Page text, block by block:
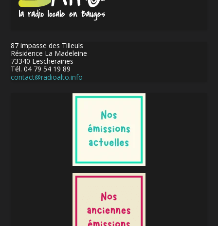
87 impasse des Tilleuls
Résidence La Madeleine
73340 Lescheraines
Tél. 04 79 54 19 89
contact@radioalto.info